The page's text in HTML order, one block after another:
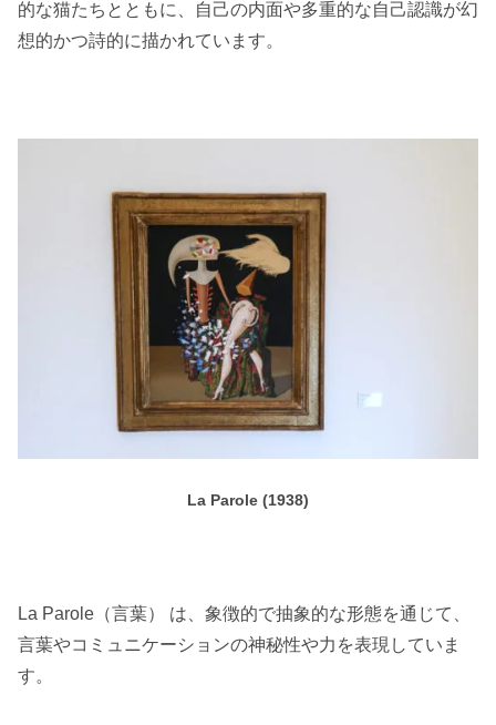
的な猫たちとともに、自己の内面や多重的な自己認識が幻
想的かつ詩的に描かれています。
La Parole (1938)
La Parole（言葉） は、象徴的で抽象的な形態を通じて、
言葉やコミュニケーションの神秘性や力を表現していま
す。